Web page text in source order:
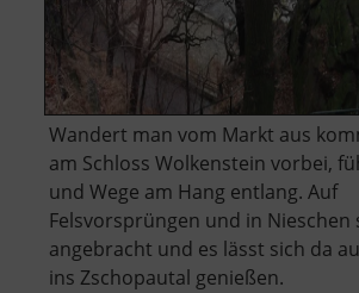
Wandert man vom Markt aus
am Schloss Wolkenstein vorbei,
und Wege am Hang entlang. Auf
Felsvorsprüngen und in Nieschen
angebracht und es lässt sich da
ins Zschopautal genießen.